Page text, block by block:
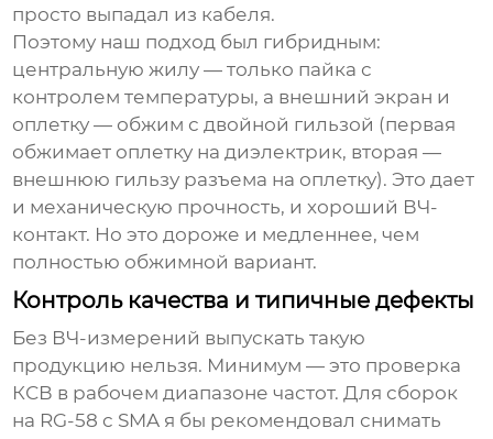
просто выпадал из кабеля.
Поэтому наш подход был гибридным:
центральную жилу — только пайка с
контролем температуры, а внешний экран и
оплетку — обжим с двойной гильзой (первая
обжимает оплетку на диэлектрик, вторая —
внешнюю гильзу разъема на оплетку). Это дает
и механическую прочность, и хороший ВЧ-
контакт. Но это дороже и медленнее, чем
полностью обжимной вариант.
Контроль качества и типичные дефекты
Без ВЧ-измерений выпускать такую
продукцию нельзя. Минимум — это проверка
КСВ в рабочем диапазоне частот. Для сборок
на RG-58 с SMA я бы рекомендовал снимать